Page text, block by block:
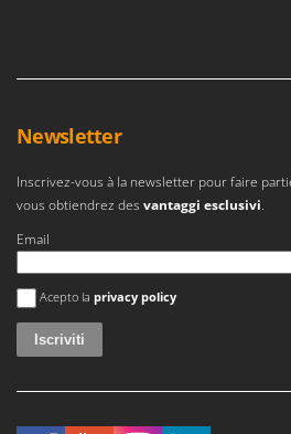
Newsletter
Inscrivez-vous à la newsletter pour faire
vous obtiendrez des vantaggi esclusivi.
Email
Si è verificato un errore
Acepto la privacy policy